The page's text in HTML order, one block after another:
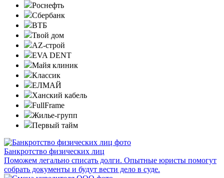
Роснефть
Сбербанк
ВТБ
Твой дом
AZ-строй
EVA DENT
Майя клиник
Классик
ЕЛМАЙ
Ханский кабель
FullFrame
Жилье-групп
Первый тайм
Банкротство физических лиц
Поможем легально списать долги. Опытные юристы помогут
собрать документы и будут вести дело в суде.